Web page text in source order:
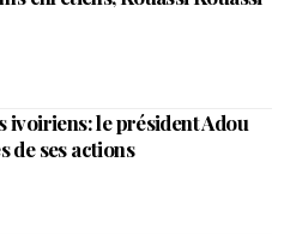
ivoiriens: le président Adou
de ses actions